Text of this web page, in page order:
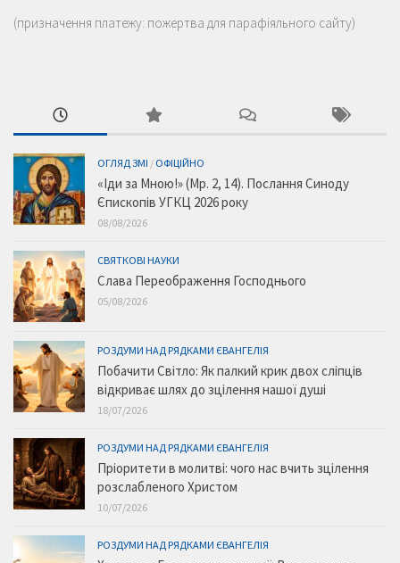
(призначення платежу: пожертва для парафіяльного сайту)
ОГЛЯД ЗМІ / ОФІЦІЙНО
«Іди за Мною!» (Мр. 2, 14). Послання Синоду
Єпископів УГКЦ 2026 року
08/08/2026
СВЯТКОВІ НАУКИ
Слава Переображення Господнього
05/08/2026
РОЗДУМИ НАД РЯДКАМИ ЄВАНГЕЛІЯ
Побачити Світло: Як палкий крик двох сліпців
відкриває шлях до зцілення нашої душі
18/07/2026
РОЗДУМИ НАД РЯДКАМИ ЄВАНГЕЛІЯ
Пріоритети в молитві: чого нас вчить зцілення
розслабленого Христом
10/07/2026
РОЗДУМИ НАД РЯДКАМИ ЄВАНГЕЛІЯ